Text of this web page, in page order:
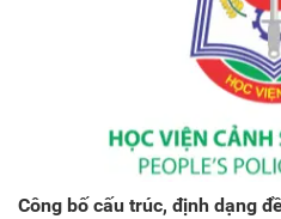
Công bố cấu trúc, định dạng